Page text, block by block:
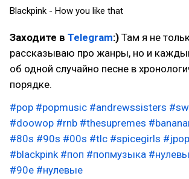
Blackpink - How you like that
Заходите в Telegram:) Там я не
рассказываю про жанры, но и
об одной случайно песне в
порядке.
#pop #popmusic #andrewssisters
#doowop #rnb #thesupremes
#80s #90s #00s #tlc #spicegirls #jpop
#blackpink #поп #попмузыка
#90е #нулевые